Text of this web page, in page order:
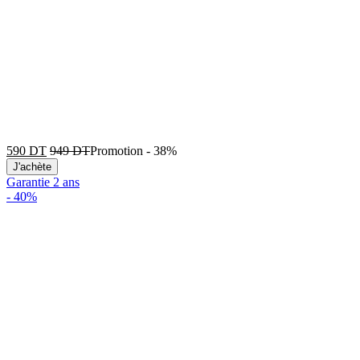
590 DT 949DTPromotion - 38%
J'achète
Garantie 2 ans
- 40%